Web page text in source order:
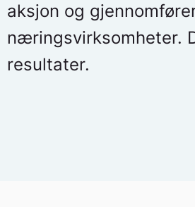
aksjon og
næringsvirksomheter.
resultater.